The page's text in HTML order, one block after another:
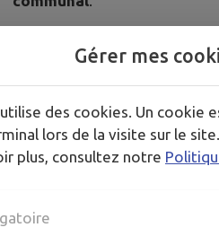
Ci-dessous quelques conseils
Gérer mes
des cookies. Un cookie
lors de la visite sur le site.
plus, consultez notre